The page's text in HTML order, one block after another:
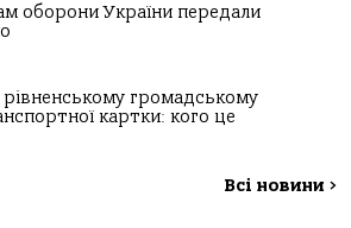
оборони України передали
рівненському громадському
картки: кого це
Всі новини >